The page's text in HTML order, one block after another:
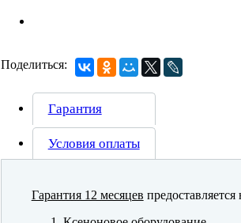
Поделиться:
Гарантия
Условия оплаты
Гарантия 12 месяцев